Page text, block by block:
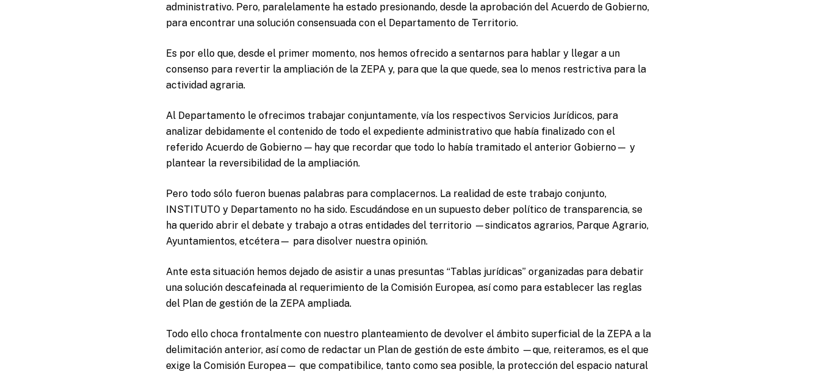
administrativo. Pero, paralelamente ha estado presionando, desde la aprobación del Acuerdo de Gobierno,
para encontrar una solución consensuada con el Departamento de Territorio.
Es por ello que, desde el primer momento, nos hemos ofrecido a sentarnos para hablar y llegar a un
consenso para revertir la ampliación de la ZEPA y, para que la que quede, sea lo menos restrictiva para la
actividad agraria.
Al Departamento le ofrecimos trabajar conjuntamente, vía los respectivos Servicios Jurídicos, para
analizar debidamente el contenido de todo el expediente administrativo que había finalizado con el
referido Acuerdo de Gobierno — hay que recordar que todo lo había tramitado el anterior Gobierno— y
plantear la reversibilidad de la ampliación.
Pero todo sólo fueron buenas palabras para complacernos. La realidad de este trabajo conjunto,
INSTITUTO y Departamento no ha sido. Escudándose en un supuesto deber político de transparencia, se
ha querido abrir el debate y trabajo a otras entidades del territorio —sindicatos agrarios, Parque Agrario,
Ayuntamientos, etcétera— para disolver nuestra opinión.
Ante esta situación hemos dejado de asistir a unas presuntas “Tablas jurídicas” organizadas para debatir
una solución descafeinada al requerimiento de la Comisión Europea, así como para establecer las reglas
del Plan de gestión de la ZEPA ampliada.
Todo ello choca frontalmente con nuestro planteamiento de devolver el ámbito superficial de la ZEPA a la
delimitación anterior, así como de redactar un Plan de gestión de este ámbito —que, reiteramos, es el que
exige la Comisión Europea— que compatibilice, tanto como sea posible, la protección del espacio natural